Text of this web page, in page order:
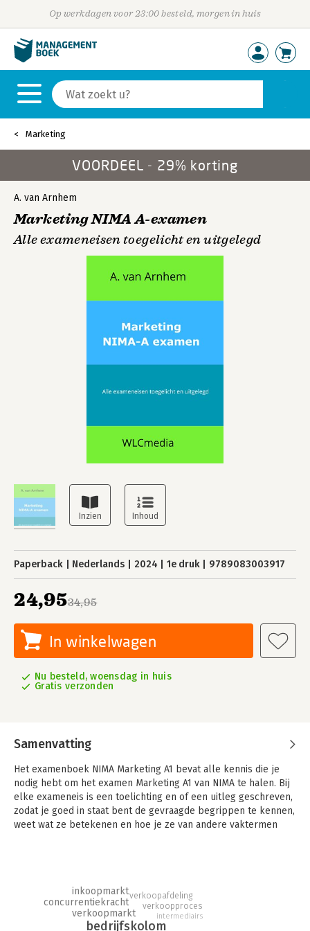
Op werkdagen voor 23:00 besteld, morgen in huis
Marketing
VOORDEEL - 29% korting
A. van Arnhem
Marketing NIMA A-examen
Alle exameneisen toegelicht en uitgelegd
Paperback Nederlands 2024 1e druk 9789083003917
34,95
24,95
In winkelwagen
Nu besteld, woensdag in huis
Gratis verzonden
Samenvatting
Het examenboek NIMA Marketing A1 bevat alle kennis die je
nodig hebt om het examen Marketing A1 van NIMA te halen. Bij
elke exameneis is een toelichting en of een uitleg geschreven,
zodat je goed in staat bent de gevraagde begrippen te kennen,
weet wat ze betekenen en hoe je ze van andere vaktermen
De inhoud bevat de basis van het vakgebied Marketing.
Allereerst de basisbegrippen van het vakgebied, de
belangrijke modellen voor strategische groei en
bedrijfskolom
verkoopmarkt
concurrentiekracht
inkoopmarktverkoopafdeling
verkoopproces
intermediairs